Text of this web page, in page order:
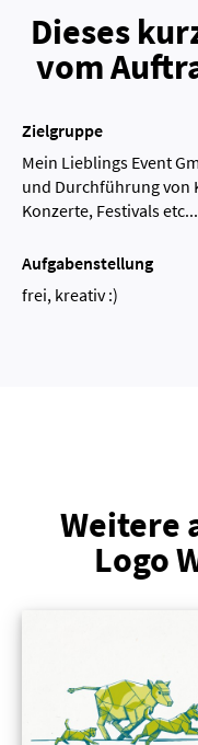
Dieses
vom
Zielgruppe
Mein Lieblings Event
und Durchführung von
Konzerte, Festivals etc...
Aufgabenstellung
frei, kreativ :)
Weitere
Logo